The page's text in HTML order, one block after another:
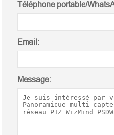
Téléphone portable/
Email:
Message: